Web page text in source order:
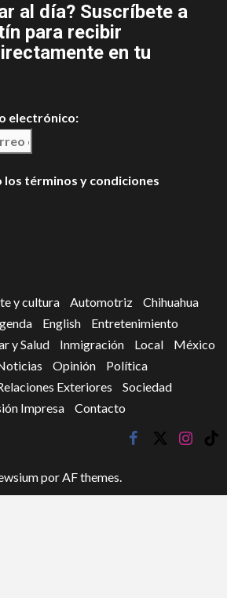
al día? Suscríbete a
para recibir
en tu
electrónico:
los términos y condiciones
y cultura Automotriz
Chihuahua
English
Entretenimiento
y Salud Inmigración Local
México
Opinión
Política
Exteriores
Sociedad
Impresa
Contacto
facebook
twitter
tik
por AF themes.